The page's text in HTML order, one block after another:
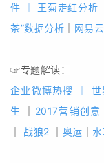
件
王菊走红分析
茶”数据分析
网易
☞专题解读：
企业微博热搜 世
生
2017营销创意
战狼2 奥运